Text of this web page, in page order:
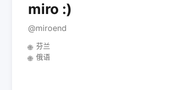
miro :)
@miroend
🌐 芬兰
🌐 俄语